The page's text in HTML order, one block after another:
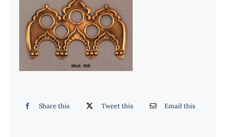
CATÁLOGO
NOTICIAS
CONTACTO
Share this Tweet this Email this